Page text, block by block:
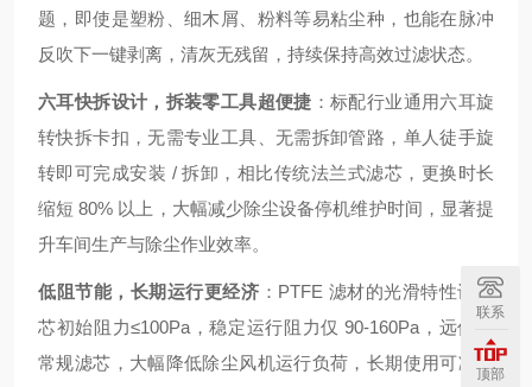
题，即使是塑粉、细木屑、粉料等易粘尘种，也能在脉冲
反吹下一键剥离，清灰无残留，持续保持高效过滤状态。
六耳快拆设计，拆装零工具超便捷 ：标配行业通用六耳旋
转快拆卡扣，无需专业工具、无需拆卸管路，单人徒手旋
转即可完成安装 / 拆卸，相比传统法兰式滤芯，更换时长
缩短 80% 以上，大幅减少除尘设备停机维护时间，显著提
升车间生产与除尘作业效率。
低阻节能，长期运行更经济 ：PTFE 滤材的光滑特性让滤
芯初始阻力≤100Pa，稳定运行阻力仅 90-160Pa，远低于
常规滤芯，大幅降低除尘风机运行负荷，长期使用可减少
联系
顶部